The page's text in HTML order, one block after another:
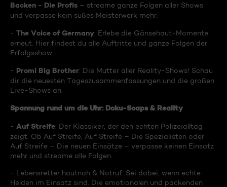
Backen - Die Profis – streame ganze Folgen aller Shows
und verpasse kein süßes Meisterwerk mehr.
- The Voice of Germany: Erlebe die Gänsehaut-Momente
erneut. Hier findest du alle Auftritte und ganze Folgen der
Erfolgsshow.
- Promi Big Brother: Die Mutter aller Reality-Shows! Schau
dir die neuesten Tageszusammenfassungen und die großen
Live-Shows an.
Spannung rund um die Uhr: Doku-Soaps & Reality
- Auf Streife: Der Klassiker, der den echten Polizeialltag
zeigt. Ob Auf Streife, Auf Streife – Die Spezialisten oder
Auf Streife – Die neuen Einsätze – verpasse keinen Einsatz
mehr und streame alle Folgen.
- Lebensretter hautnah & Notruf: Sei dabei, wenn echte
Helden im Einsatz sind. Die emotionalen und packenden